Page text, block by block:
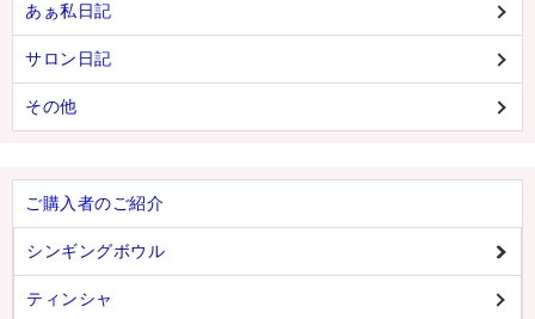
あぁ私日記
サロン日記
その他
ご購入者のご紹介
シンギングボウル
ティンシャ